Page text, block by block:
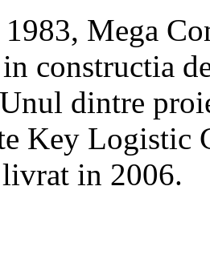
Mega
constructia
dintre
Key Logistic
in 2006.